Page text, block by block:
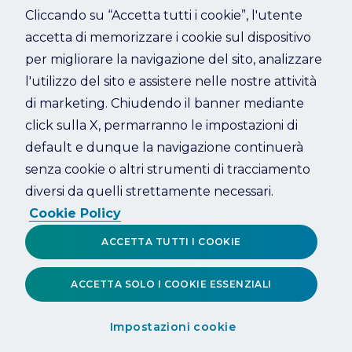
Refresh
Cliccando su “Accetta tutti i cookie”, l'utente
accetta di memorizzare i cookie sul dispositivo
per migliorare la navigazione del sito, analizzare
l'utilizzo del sito e assistere nelle nostre attività
di marketing. Chiudendo il banner mediante
click sulla X, permarranno le impostazioni di
default e dunque la navigazione continuerà
senza cookie o altri strumenti di tracciamento
diversi da quelli strettamente necessari.
Cookie Policy
Impostazioni cookie
ACCETTA SOLO I COOKIE ESSENZIALI
ACCETTA TUTTI I COOKIE